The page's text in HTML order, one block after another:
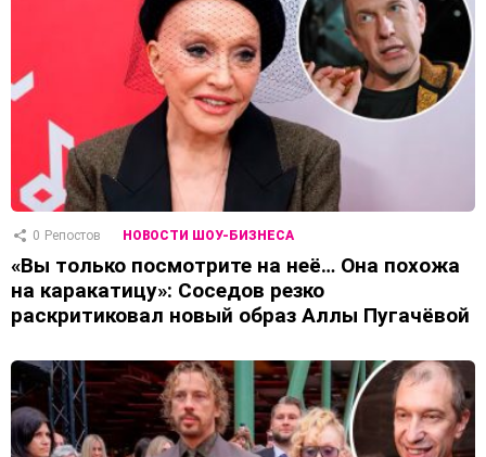
0 Репостов НОВОСТИ ШОУ-БИЗНЕСА
«Вы только посмотрите на неё… Она похожа
на каракатицу»: Соседов резко
раскритиковал новый образ Аллы Пугачёвой